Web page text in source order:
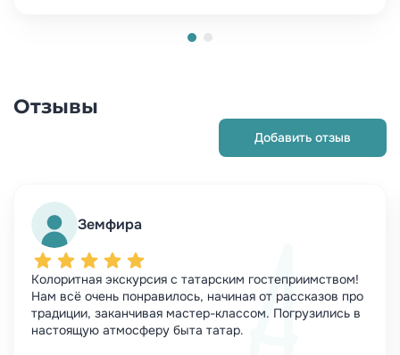
Отзывы
Добавить отзыв
Земфира
Колоритная экскурсия с татарским гостеприимством!
Нам всё очень понравилось, начиная от рассказов про
традиции, заканчивая мастер-классом. Погрузились в
настоящую атмосферу быта татар.